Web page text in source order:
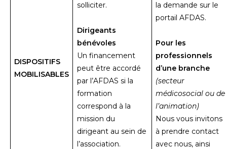
DISPOSITIFS
MOBILISABLES
solliciter.
Dirigeants
bénévoles
Un financement
peut être accordé
par l’AFDAS si la
formation
correspond à la
mission du
dirigeant au sein de
l’association.
la demande sur le
portail AFDAS.
Pour les
professionnels
d’une branche
(secteur
médicosocial ou de
l’animation)
Nous vous invitons
à prendre contact
avec nous, ainsi